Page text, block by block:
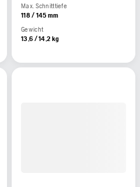
Max. Schnitttiefe
118 / 145 mm
Gewicht
13,6 / 14,2 kg